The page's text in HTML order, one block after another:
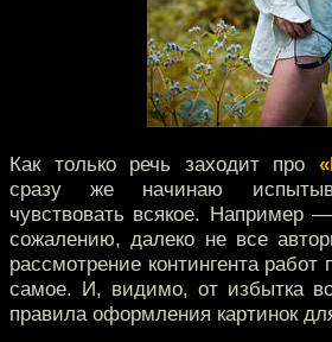
Как только речь заходит про
сразу же начинаю
чувствовать всякое. Например
сожалению, далеко не все
рассмотрение контингента работ
самое. И, видимо, от избытка
правила оформления картинок